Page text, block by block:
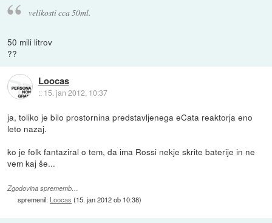
velikosti cca 50ml.
50 mili litrov
??
Loocas
:: 15. jan 2012, 10:37
ja, toliko je bilo prostornina predstavljenega eCata reaktorja eno
leto nazaj.
ko je folk fantaziral o tem, da ima Rossi nekje skrite baterije in ne
vem kaj še...
Zgodovina sprememb…
spremenil: Loocas (15. jan 2012 ob 10:38)